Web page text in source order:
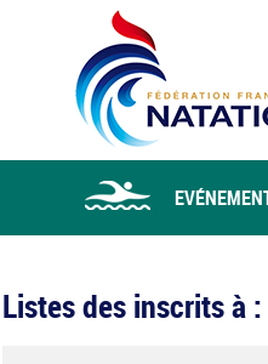
Listes des inscrits à